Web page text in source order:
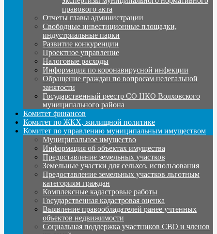
правового акта
Отчеты главы администрации
Свободные инвестиционные площадки,
индустриальные парки
Развитие конкуренции
Проектное управление
Налоговые расходы
Информация по коронавирусной инфекции
Обращение граждан по вопросам нелегальной
занятости
Государственный реестр СО НКО Волховского
муниципального района
Комитет финансов
Комитет по ЖКХ, жилищной политике
Комитет по управлению муниципальным имуществом
Муниципальное имущество
Информация об объектах имущества
Предоставление земельных участков
Земельные участки для сельхоз. использования
Предоставление земельных участков льготным
категориям граждан
Комплексные кадастровые работы
Государственная кадастровая оценка
Выявление правообладателей ранее учтенных
объектов недвижимости
Социальная поддержка участников СВО и членов